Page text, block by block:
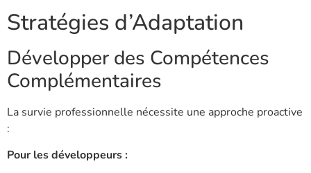
Stratégies d’Adaptation
Développer des Compétences
Complémentaires
La survie professionnelle nécessite une approche proactive
:
Pour les développeurs :